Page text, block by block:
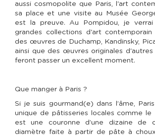
aussi cosmopolite que Paris, l'art
sa place et une visite au Musée
est la preuve. Au Pompidou, je
grandes collections d'art
des œuvres de Duchamp, Kandinsky,
ainsi que des œuvres originales
feront passer un excellent moment.
Que manger à Paris ?
Si je suis gourmand(e) dans l’âme,
unique de pâtisseries locales comme le
est une couronne d’une dizaine de
diamètre faite à partir de pâte à